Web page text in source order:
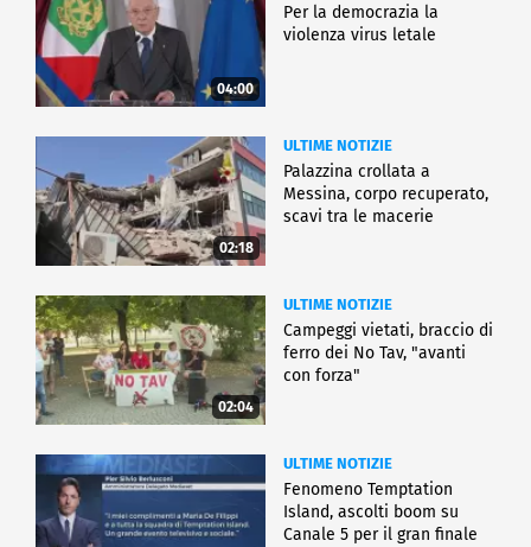
04:00
Per la democrazia la
violenza virus letale
02:18
ULTIME NOTIZIE
Palazzina crollata a
Messina, corpo recuperato,
scavi tra le macerie
02:04
ULTIME NOTIZIE
Campeggi vietati, braccio di
ferro dei No Tav, "avanti
con forza"
ULTIME NOTIZIE
Fenomeno Temptation
Island, ascolti boom su
Canale 5 per il gran finale